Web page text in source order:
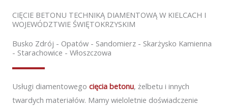
CIĘCIE BETONU TECHNIKĄ DIAMENTOWĄ W KIELCACH I
WOJEWÓDZTWIE ŚWIĘTOKRZYSKIM
Busko Zdrój - Opatów - Sandomierz - Skarżysko Kamienna
- Starachowice - Włoszczowa
Usługi diamentowego cięcia betonu, żelbetu i innych
twardych materiałów. Mamy wieloletnie doświadczenie